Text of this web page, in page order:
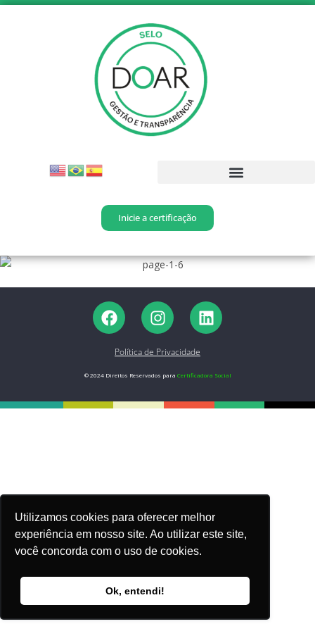
Utilizamos cookies para oferecer melhor
experiência em nosso site. Ao utilizar este site,
você concorda com o uso de cookies.
Ok, entendi!
Inicie a certificação
Política de Privacidade
© 2024 Direitos Reservados para Certificadora Social